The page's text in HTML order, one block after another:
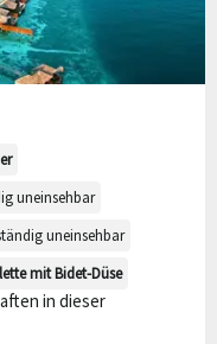
uneinsehbar
uneinsehbar
mit Bidet-Düse
in dieser